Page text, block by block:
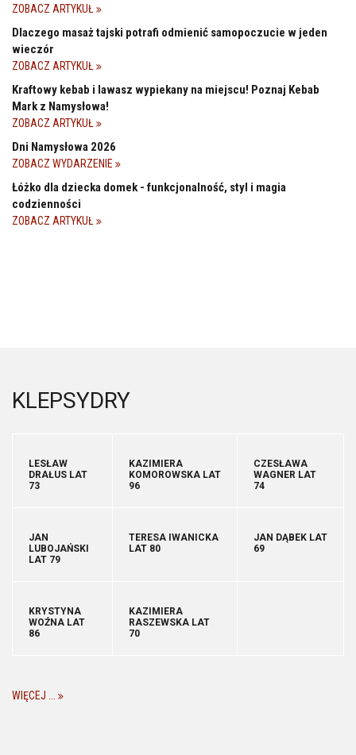
ZOBACZ ARTYKUŁ
Dlaczego masaż tajski potrafi odmienić samopoczucie w jeden
wieczór
ZOBACZ ARTYKUŁ
Kraftowy kebab i lawasz wypiekany na miejscu! Poznaj Kebab
Mark z Namysłowa!
ZOBACZ ARTYKUŁ
Dni Namysłowa 2026
ZOBACZ WYDARZENIE
Łóżko dla dziecka domek - funkcjonalność, styl i magia
codzienności
ZOBACZ ARTYKUŁ
KLEPSYDRY
LESŁAW
DRAŁUS LAT
73
KAZIMIERA
KOMOROWSKA LAT
96
CZESŁAWA
WAGNER LAT
74
JAN
LUBOJAŃSKI
LAT 79
TERESA IWANICKA
LAT 80
JAN DĄBEK LAT
69
KRYSTYNA
WOŹNA LAT
86
KAZIMIERA
RASZEWSKA LAT
70
WIĘCEJ ...